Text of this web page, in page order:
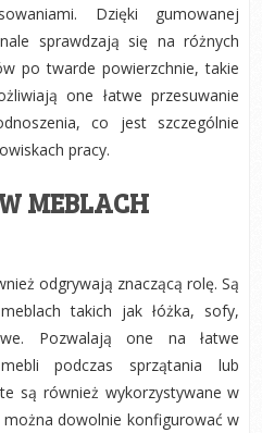
Dzięki gumowanej
sprawdzają się na różnych
po twarde powierzchnie, takie
one łatwe przesuwanie
co jest szczególnie
pracy.
MEBLACH
odgrywają znaczącą rolę. Są
takich jak łóżka, sofy,
Pozwalają one na łatwe
podczas sprzątania lub
są również wykorzystywane w
dowolnie konfigurować w